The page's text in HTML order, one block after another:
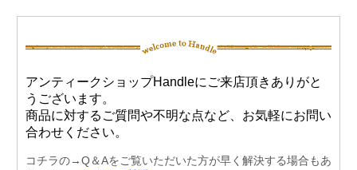
アンティークショップHandleにご来店頂きありがと
うございます。
商品に対するご質問や不明な点など、お気軽にお問い
合わせください。
コチラの→Q＆Aをご覧いただいた方が早く解決する場合もあ